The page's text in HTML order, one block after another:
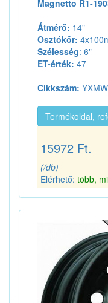
Magnetto R1-
Átmérő: 14"
Osztókör:
Szélesség: 6"
ET-érték: 47
Cikkszám:
Termékoldal,
15972 Ft.
(/db)
Elérhető: több,